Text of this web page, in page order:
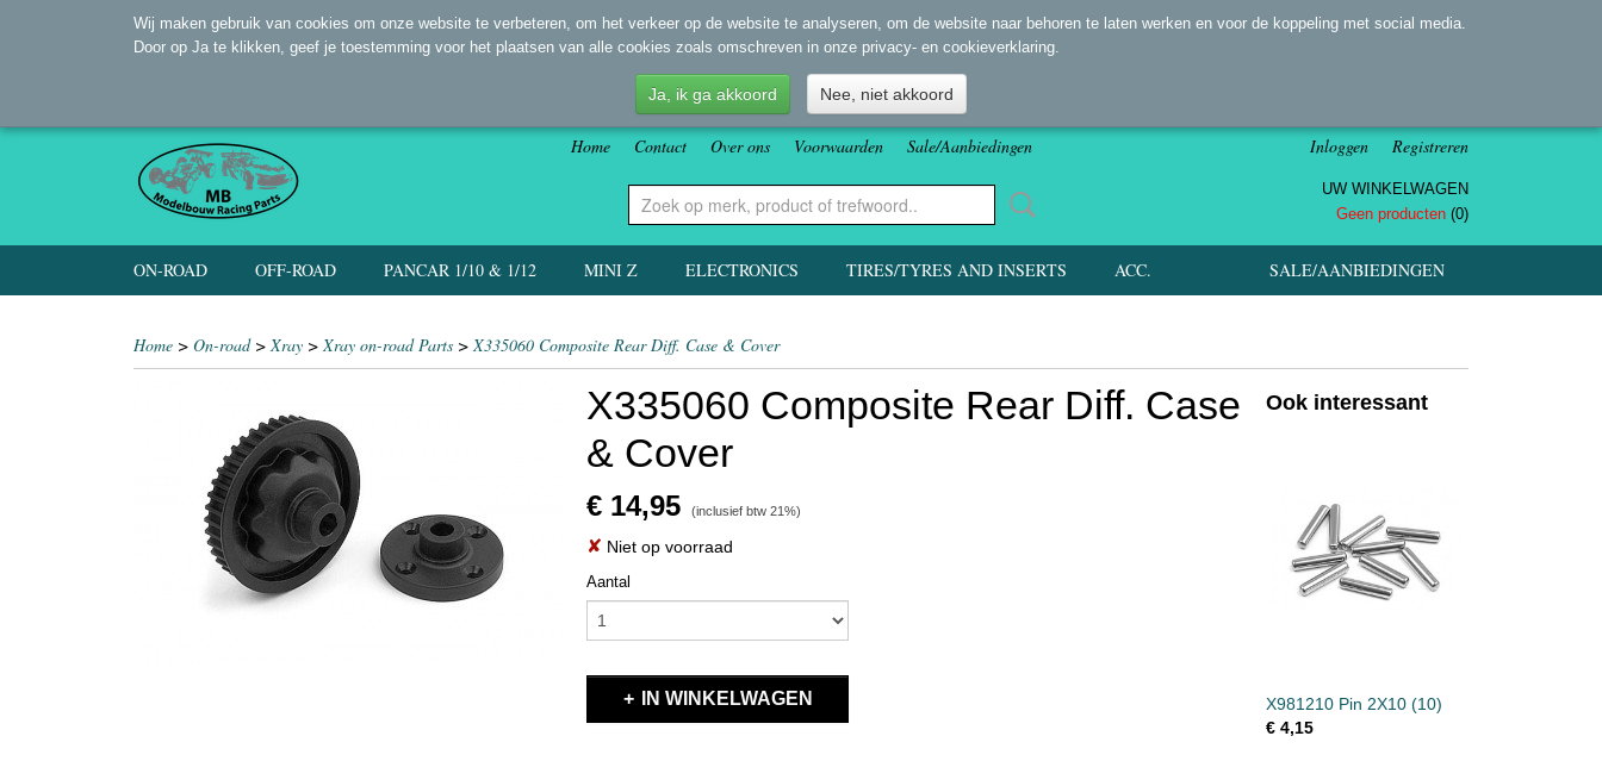
Home Contact Over ons Voorwaarden Sale/Aanbiedingen Inloggen Registreren
UW WINKELWAGEN
Geen producten (0)
SALE/AANBIEDINGEN
ON-ROAD OFF-ROAD PANCAR 1/10 & 1/12 MINI Z ELECTRONICS TIRES/TYRES AND INSERTS ACC.
Home > On-road>Xray >Xray on-road Parts >X335060 Composite Rear Diff. Case & Cover
X335060 Composite Rear Diff. Case
& Cover
€ 14,95 (inclusief btw 21%)
✘ Niet op voorraad
Aantal
IN WINKELWAGEN
Ook interessant
X981210 Pin 2X10 (10)
€ 4,15
Wij maken gebruik van cookies om onze website te verbeteren, om het verkeer op de website te analyseren, om de website naar behoren te laten werken en voor de koppeling met social media.
Door op Ja te klikken, geef je toestemming voor het plaatsen van alle cookies zoals omschreven in onze privacy- en cookieverklaring.
Ja, ik ga akkoord Nee, niet akkoord